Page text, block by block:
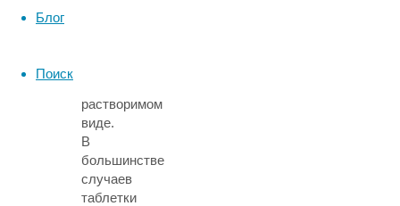
Блог
Поиск
растворимом
виде.
В
большинстве
случаев
таблетки